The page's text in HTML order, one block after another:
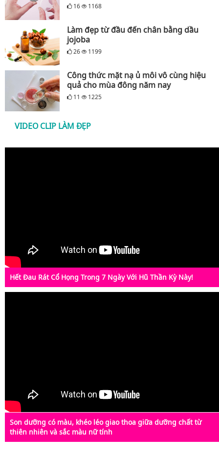
16 1168
Làm đẹp từ đầu đến chân bằng dầu
jojoba
26 1199
Công thức mặt nạ ủ môi vô cùng hiệu
quả cho mùa đông năm nay
11 1225
VIDEO CLIP LÀM ĐẸP
Hết Đau Rát Cổ Họng Trong 7 Ngày Với Hũ Thần Kỳ Này!
Son dưỡng có màu, khéo léo giao thoa giữa dưỡng chất từ
thiên nhiên và sắc màu nữ tính